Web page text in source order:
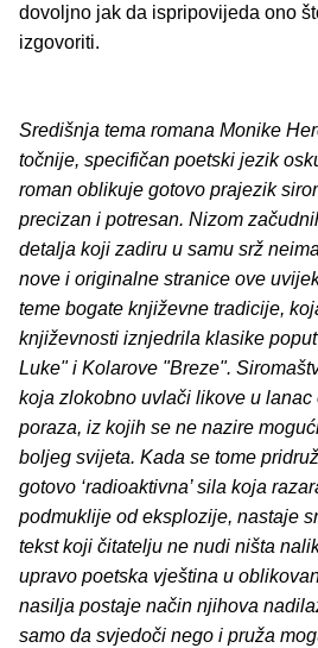
dovoljno jak da ispripovijeda ono
izgovoriti.
Središnja tema romana Monike
točnije, specifičan poetski jezik
roman oblikuje gotovo prajezik
precizan i potresan. Nizom
detalja koji zadiru u samu srž
nove i originalne stranice ove
teme bogate književne tradicije,
književnosti iznjedrila klasike
Luke" i Kolarove "Breze".
koja zlokobno uvlači likove u
poraza, iz kojih se ne nazire
boljeg svijeta. Kada se tome
gotovo ‘radioaktivna’ sila koja
podmuklije od eksplozije, nastaje
tekst koji čitatelju ne nudi ništa
upravo poetska vještina u
nasilja postaje način njihova
samo da svjedoči nego i pruža